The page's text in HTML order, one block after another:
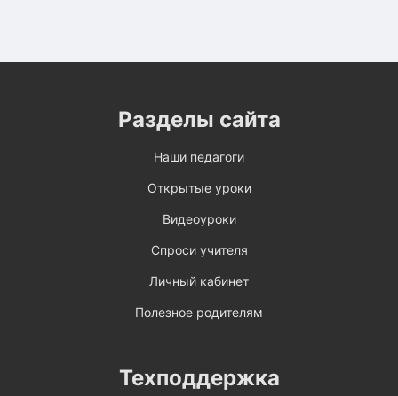
Разделы сайта
Наши педагоги
Открытые уроки
Видеоуроки
Спроси учителя
Личный кабинет
Полезное родителям
Техподдержка